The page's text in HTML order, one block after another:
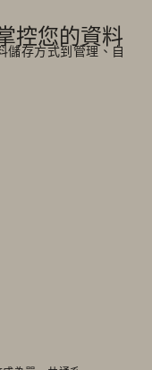
控您的資料
儲存方式到管理、自